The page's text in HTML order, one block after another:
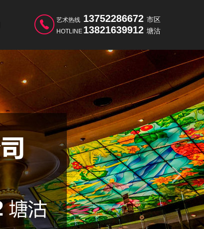
艺术热线 13752286672 市区
HOTLINE 13821639912 塘沽